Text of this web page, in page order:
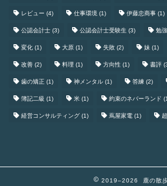
レビュー (4) 仕事環境 (1) 伊藤忠商事 (1)
公認会計士 (3) 公認会計士受験生 (3) 勉
変化 (1) 大原 (1) 失敗 (2) 妹 (1)
改善 (2) 料理 (1) 方向性 (1) 書評
歯の矯正 (1) 神メンタル (1) 答練 (2)
簿記二級 (1) 米 (1) 約束のネバーランド
経営コンサルティング (1) 蔦屋家電 (1)
2019–2026 鹿の散